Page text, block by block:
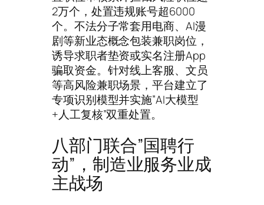
2万个，处置违规账号超6000
个。不法分子常套用电商、AI漫
剧等新业态概念包装兼职岗位，
诱导求职者垫资或实名注册App
骗取资金。针对线上客服、文员
等高风险兼职场景，平台建立了
专项识别模型并实施”AI大模型
+人工复核”双重处置。
八部门联合”国聘行
动”，制造业服务业成
主战场